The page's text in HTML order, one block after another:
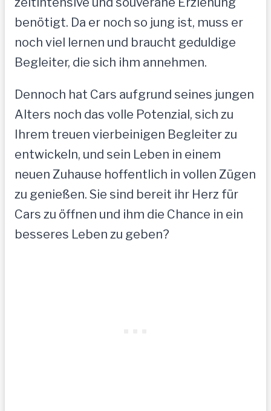
benötigt. Da er noch so jung ist, muss er
noch viel lernen und braucht geduldige
Begleiter, die sich ihm annehmen.
Dennoch hat Cars aufgrund seines jungen
Alters noch das volle Potenzial, sich zu
Ihrem treuen vierbeinigen Begleiter zu
entwickeln, und sein Leben in einem
neuen Zuhause hoffentlich in vollen Zügen
zu genießen. Sie sind bereit ihr Herz für
Cars zu öffnen und ihm die Chance in ein
besseres Leben zu geben?